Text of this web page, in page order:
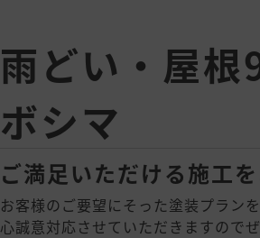
雨どい・屋
ボシマ
ご満足いただける施工
お客様のご要望にそった塗装プラン
心誠意対応させていただきますので